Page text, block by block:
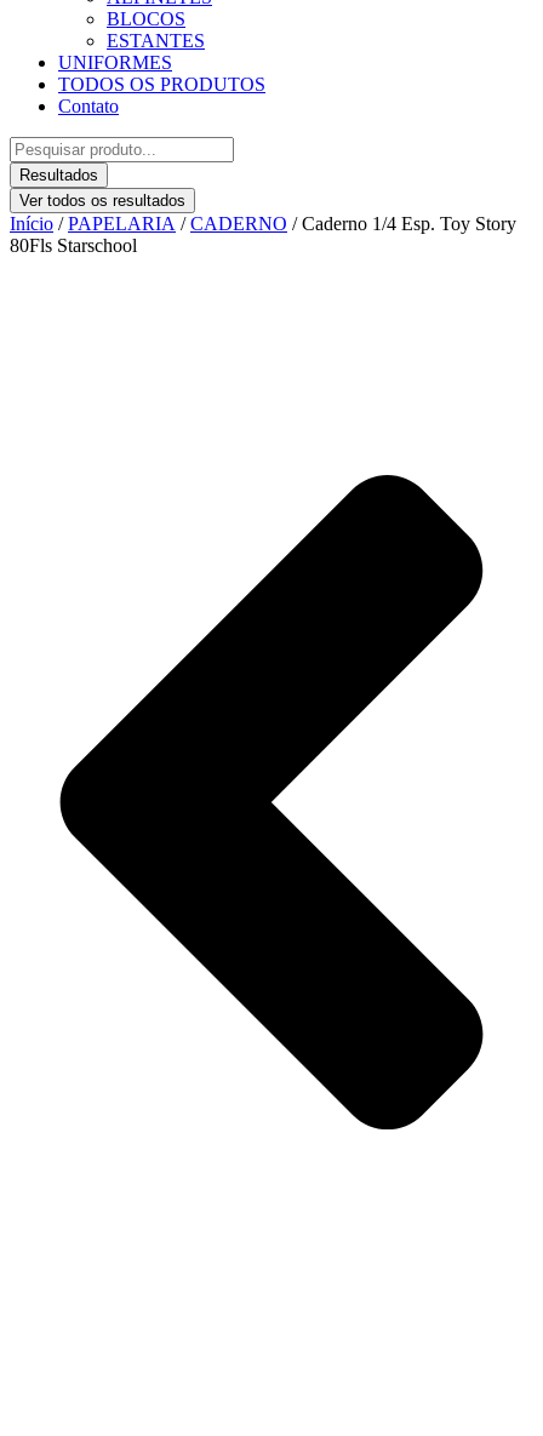
BLOCOS
ESTANTES
UNIFORMES
TODOS OS PRODUTOS
Contato
Pesquisar
...Resultados
Ver todos os resultados
Início /PAPELARIA /CADERNO / Caderno 1/4 Esp. Toy Story
80Fls Starschool